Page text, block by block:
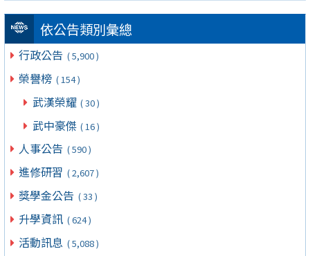
依公告類別彙總
行政公告 ( 5,900 )
榮譽榜 ( 154 )
武漢榮耀 ( 30 )
武中豪傑 ( 16 )
人事公告 ( 590 )
進修研習 ( 2,607 )
獎學金公告 ( 33 )
升學資訊 ( 624 )
活動訊息 ( 5,088 )